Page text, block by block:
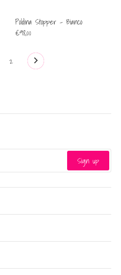
Poldina Stopper - Bianco
€98,00
2
Sign up